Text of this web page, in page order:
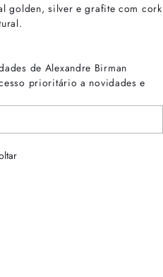
golden, silver e grafite com cork
de Alexandre Birman
prioritário a novidades e